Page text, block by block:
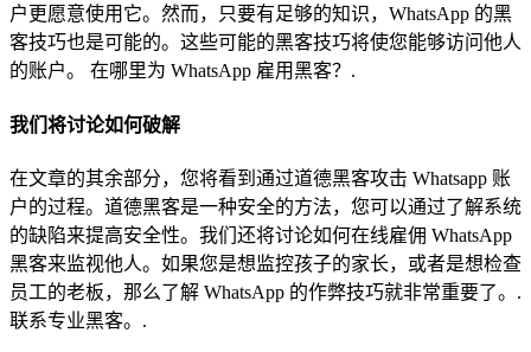
户更愿意使用它。然而，只要有足够的知识，WhatsApp 的黑
客技巧也是可能的。这些可能的黑客技巧将使您能够访问他人
的账户。 在哪里为 WhatsApp 雇用黑客？.
我们将讨论如何破解
在文章的其余部分，您将看到通过道德黑客攻击 Whatsapp 账
户的过程。道德黑客是一种安全的方法，您可以通过了解系统
的缺陷来提高安全性。我们还将讨论如何在线雇佣 WhatsApp
黑客来监视他人。如果您是想监控孩子的家长，或者是想检查
员工的老板，那么了解 WhatsApp 的作弊技巧就非常重要了。.
联系专业黑客。.